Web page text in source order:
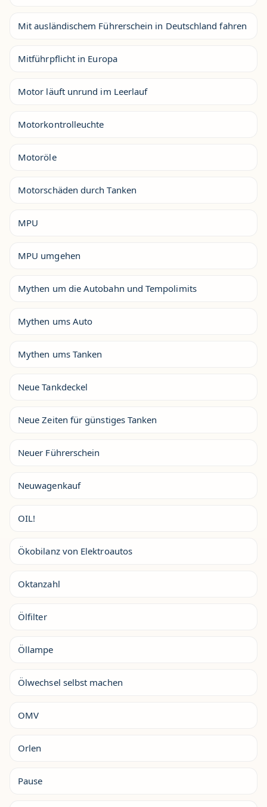
Mit ausländischem Führerschein in Deutschland fahren
Mitführpflicht in Europa
Motor läuft unrund im Leerlauf
Motorkontrolleuchte
Motoröle
Motorschäden durch Tanken
MPU
MPU umgehen
Mythen um die Autobahn und Tempolimits
Mythen ums Auto
Mythen ums Tanken
Neue Tankdeckel
Neue Zeiten für günstiges Tanken
Neuer Führerschein
Neuwagenkauf
OIL!
Ökobilanz von Elektroautos
Oktanzahl
Ölfilter
Öllampe
Ölwechsel selbst machen
OMV
Orlen
Pause